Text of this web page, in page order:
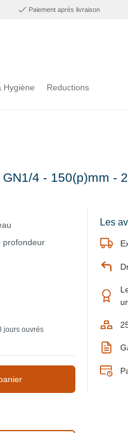
Paiement après livraison
Hygiène Reductions
4 - 150(p)mm -
profondeur
jours ouvrés
Les